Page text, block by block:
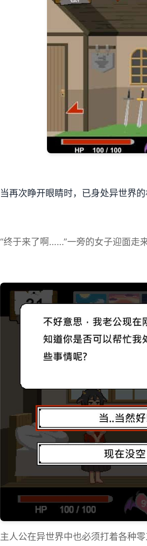
当再次睁开眼睛时，已身处异世界的
“终于来了啊……”一旁的女子迎面走
主人公在异世界中也必须打着各种